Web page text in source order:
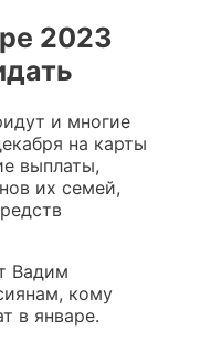
2023
и многие
на карты
выплаты,
их семей,
Вадим
кому
в январе.